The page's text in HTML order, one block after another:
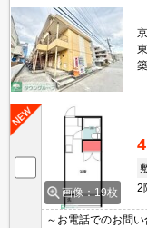
画像：19枚
2
～お電話でのお問